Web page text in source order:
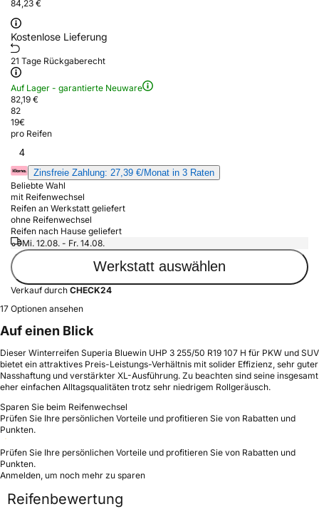
84,23 €
Kostenlose Lieferung
21 Tage Rückgaberecht
Auf Lager - garantierte Neuware
82,19 €
82
19€
pro Reifen
4
Zinsfreie Zahlung: 27,39 €/Monat in 3 Raten
Beliebte Wahl
mit Reifenwechsel
Reifen an Werkstatt geliefert
ohne Reifenwechsel
Reifen nach Hause geliefert
Mi. 12.08. - Fr. 14.08.
Werkstatt auswählen
Verkauf durch CHECK24
17 Optionen ansehen
Auf einen Blick
Dieser Winterreifen Superia Bluewin UHP 3 255/50 R19 107 H für PKW und SUV
bietet ein attraktives Preis-Leistungs-Verhältnis mit solider Effizienz, sehr guter
Nasshaftung und verstärkter XL-Ausführung. Zu beachten sind seine insgesamt
eher einfachen Alltagsqualitäten trotz sehr niedrigem Rollgeräusch.
Sparen Sie beim Reifenwechsel
Prüfen Sie Ihre persönlichen Vorteile und profitieren Sie von Rabatten und
Punkten.
Prüfen Sie Ihre persönlichen Vorteile und profitieren Sie von Rabatten und
Punkten.
Anmelden, um noch mehr zu sparen
Reifenbewertung